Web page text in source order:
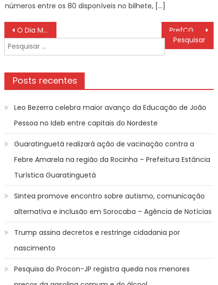
números entre os 80 disponíveis no bilhete, […]
Navegação
de
Post
O Dia Mundial de Doação de Leite Humano: gesto que salva vidas – Prefeitura da Cidade do Rio de Janeiro
Pesquisar
por:
Posts recentes
Leo Bezerra celebra maior avanço da Educação de João
Pessoa no Ideb entre capitais do Nordeste
Guaratinguetá realizará ação de vacinação contra a
Febre Amarela na região da Rocinha – Prefeitura Estância
Turística Guaratinguetá
Sintea promove encontro sobre autismo, comunicação
alternativa e inclusão em Sorocaba – Agência de Notícias
Trump assina decretos e restringe cidadania por
nascimento
Pesquisa do Procon-JP registra queda nos menores